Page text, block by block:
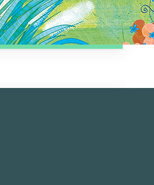
Doucen ont tellement
écrits, réécrits comme
qu’ils sont le